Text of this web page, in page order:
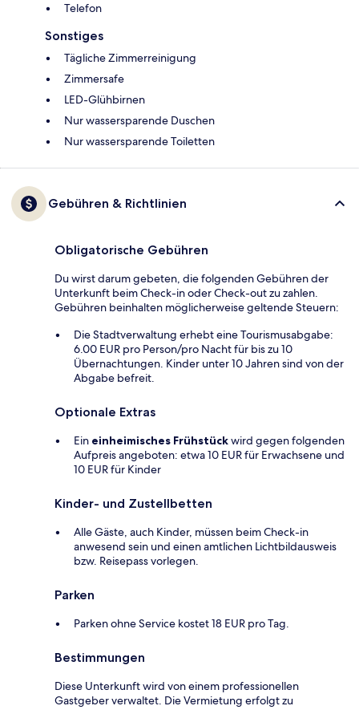
Telefon
Sonstiges
Tägliche Zimmerreinigung
Zimmersafe
LED-Glühbirnen
Nur wassersparende Duschen
Nur wassersparende Toiletten
Gebühren & Richtlinien
Obligatorische Gebühren
Du wirst darum gebeten, die folgenden Gebühren der
Unterkunft beim Check-in oder Check-out zu zahlen.
Gebühren beinhalten möglicherweise geltende Steuern:
Die Stadtverwaltung erhebt eine Tourismusabgabe:
6.00 EUR pro Person/pro Nacht für bis zu 10
Übernachtungen. Kinder unter 10 Jahren sind von der
Abgabe befreit.
Optionale Extras
Ein einheimisches Frühstückwird gegen folgenden
Aufpreis angeboten: etwa 10 EUR für Erwachsene und
10 EUR für Kinder
Kinder- und Zustellbetten
Alle Gäste, auch Kinder, müssen beim Check-in
anwesend sein und einen amtlichen Lichtbildausweis
bzw. Reisepass vorlegen.
Parken
Parken ohne Service kostet 18 EUR pro Tag.
Bestimmungen
Diese Unterkunft wird von einem professionellen
Gastgeber verwaltet. Die Vermietung erfolgt zu